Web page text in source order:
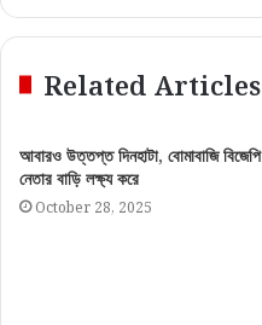
Related Articles
আবারও উত্তপ্ত দিনহাটা, বোমাবাজি বিজেপি
নেতার বাড়ি লক্ষ্য করে
October 28, 2025